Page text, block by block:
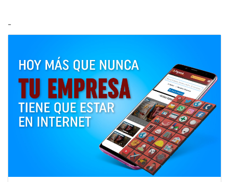
-